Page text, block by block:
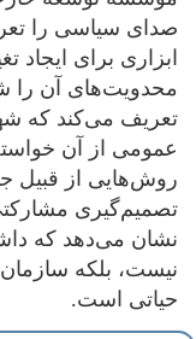
صدای سیاسی را
ابزاری برای ایجاد
محدویت‌های آن را
تعریف می‌کند که
عمومی از آن
روش‌هایی از قبیل
تصمیم‌گیری
نشان می‌دهد که
نیست، بلکه
حیاتی است.